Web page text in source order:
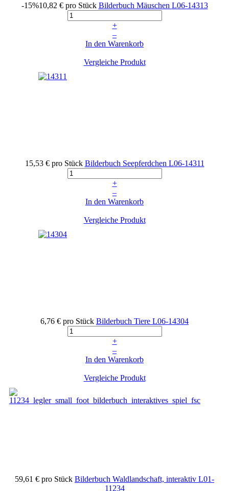
-15%10,82 € pro Stück Bilderbuch Mäuschen L06-14313
+
–
In den Warenkorb
Vergleiche Produkt
15,53 € pro Stück Bilderbuch Seepferdchen L06-14311
+
–
In den Warenkorb
Vergleiche Produkt
6,76 € pro Stück Bilderbuch Tiere L06-14304
+
–
In den Warenkorb
Vergleiche Produkt
59,61 € pro Stück Bilderbuch Waldlandschaft, interaktiv L01-
11234